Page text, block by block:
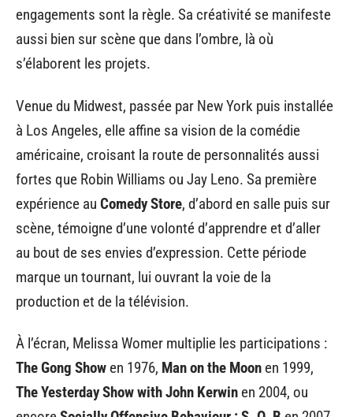
engagements sont la règle. Sa créativité se manifeste
aussi bien sur scène que dans l’ombre, là où
s’élaborent les projets.
Venue du Midwest, passée par New York puis installée
à Los Angeles, elle affine sa vision de la comédie
américaine, croisant la route de personnalités aussi
fortes que Robin Williams ou Jay Leno. Sa première
expérience au Comedy Store, d’abord en salle puis sur
scène, témoigne d’une volonté d’apprendre et d’aller
au bout de ses envies d’expression. Cette période
marque un tournant, lui ouvrant la voie de la
production et de la télévision.
À l’écran, Melissa Womer multiplie les participations :
The Gong Show en 1976, Man on the Moon en 1999,
The Yesterday Show with John Kerwin en 2004, ou